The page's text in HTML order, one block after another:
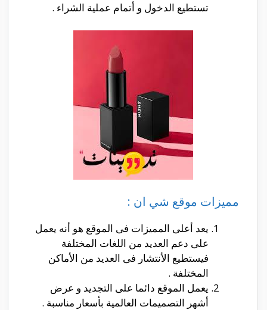
تستطيع الدخول و أتمام عملية الشراء .
مميزات موقع شي ان :
يعد أعلى المميزات فى الموقع هو أنه يعمل
على دعم العديد من اللغات المختلفة
فيستطيع الأنتشار فى العديد من الأماكن
المختلفة .
يعمل الموقع دائما على التجديد و عرض
أشهر التصميمات العالمية بأسعار مناسبة .